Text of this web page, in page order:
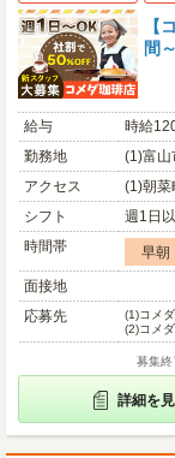
【
間
給与
時給
勤務地
(1)富山
アクセス
(1)朝菜
シフト
週1日
時間帯
早朝
面接地
応募先
(1)コメ
(2)コメ
募集終
詳細を